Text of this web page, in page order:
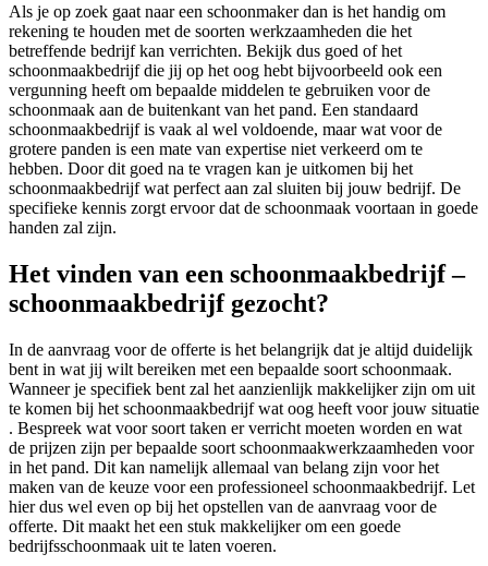
Als je op zoek gaat naar een schoonmaker dan is het handig om
rekening te houden met de soorten werkzaamheden die het
betreffende bedrijf kan verrichten. Bekijk dus goed of het
schoonmaakbedrijf die jij op het oog hebt bijvoorbeeld ook een
vergunning heeft om bepaalde middelen te gebruiken voor de
schoonmaak aan de buitenkant van het pand. Een standaard
schoonmaakbedrijf is vaak al wel voldoende, maar wat voor de
grotere panden is een mate van expertise niet verkeerd om te
hebben. Door dit goed na te vragen kan je uitkomen bij het
schoonmaakbedrijf wat perfect aan zal sluiten bij jouw bedrijf. De
specifieke kennis zorgt ervoor dat de schoonmaak voortaan in goede
handen zal zijn.
Het vinden van een schoonmaakbedrijf –
schoonmaakbedrijf gezocht?
In de aanvraag voor de offerte is het belangrijk dat je altijd duidelijk
bent in wat jij wilt bereiken met een bepaalde soort schoonmaak.
Wanneer je specifiek bent zal het aanzienlijk makkelijker zijn om uit
te komen bij het schoonmaakbedrijf wat oog heeft voor jouw situatie
. Bespreek wat voor soort taken er verricht moeten worden en wat
de prijzen zijn per bepaalde soort schoonmaakwerkzaamheden voor
in het pand. Dit kan namelijk allemaal van belang zijn voor het
maken van de keuze voor een professioneel schoonmaakbedrijf. Let
hier dus wel even op bij het opstellen van de aanvraag voor de
offerte. Dit maakt het een stuk makkelijker om een goede
bedrijfsschoonmaak uit te laten voeren.